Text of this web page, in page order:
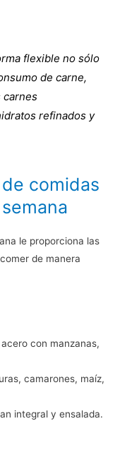
flexible no sólo
de carne,
carnes
refinados y
comidas
le proporciona las
de manera
con manzanas,
camarones, maíz,
integral y ensalada.